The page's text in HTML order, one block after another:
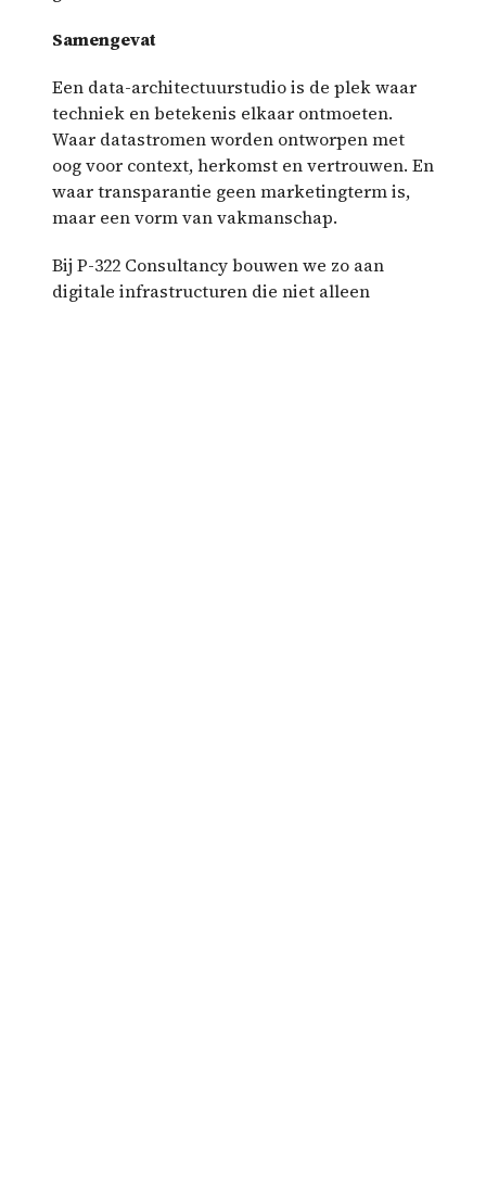
Samengevat
Een data-architectuurstudio is de plek waar
techniek en betekenis elkaar ontmoeten.
Waar datastromen worden ontworpen met
oog voor context, herkomst en vertrouwen. En
waar transparantie geen marketingterm is,
maar een vorm van vakmanschap.
Bij P-322 Consultancy bouwen we zo aan
digitale infrastructuren die niet alleen